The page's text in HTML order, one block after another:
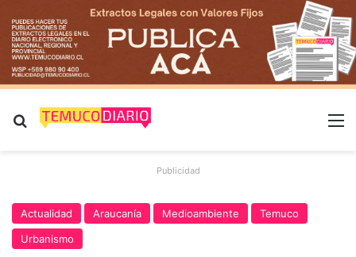
Buscar por
Publicidad
Actualidad Araucanía Medioambiente
Temuco
Urbanismo